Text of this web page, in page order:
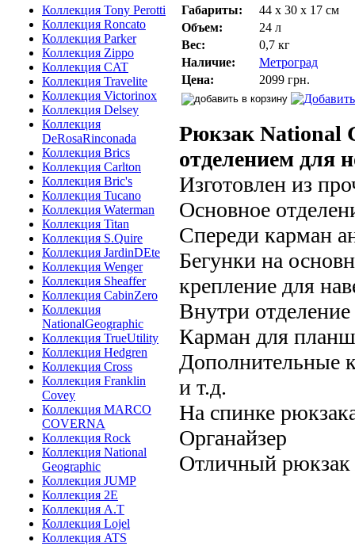
Коллекция Tony Perotti
Коллекция Roncato
Коллекция Parker
Коллекция Zippo
Коллекция CAT
Коллекция Travelite
Коллекция Victorinox
Коллекция Delsey
Коллекция
DeRosaRinconada
Коллекция Brics
Коллекция Carlton
Коллекция Bric's
Коллекция Tucano
Коллекция Waterman
Коллекция Titan
Коллекция S.Quire
Коллекция JardinDEte
Коллекция Wenger
Коллекция Sheaffer
Коллекция CabinZero
Коллекция
NationalGeographic
Коллекция TrueUtility
Коллекция Hedgren
Коллекция Cross
Коллекция Franklin
Covey
Коллекция MARCO
COVERNA
Коллекция Rock
Коллекция National
Geographic
Коллекция JUMP
Коллекция 2E
Коллекция A.T
Коллекция Lojel
Коллекция ATS
Габариты:
44 х 30 х 17 см
Объем:
24 л
Вес:
0,7 кг
Наличие:
Метроград
Цена:
2099 грн.
Рюкзак National
отделением для
Изготовлен из
Основное
Спереди карман
Бегунки на
крепление для
Внутри
Карман для
Дополнительные
и т.д.
На спинке
Органайзер
Отличный рюкзак